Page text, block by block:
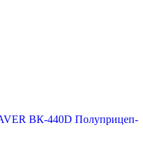
Полуприцеп-